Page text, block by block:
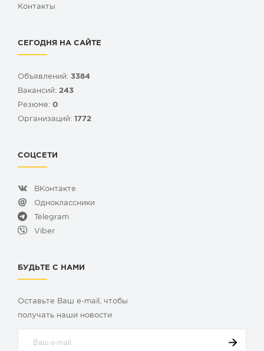
Контакты
СЕГОДНЯ НА САЙТЕ
Объявлений: 3384
Вакансий: 243
Резюме: 0
Организаций: 1772
СОЦСЕТИ
ВКонтакте
Одноклассники
Telegram
Viber
БУДЬТЕ С НАМИ
Оставьте Ваш e-mail, чтобы
получать наши новости